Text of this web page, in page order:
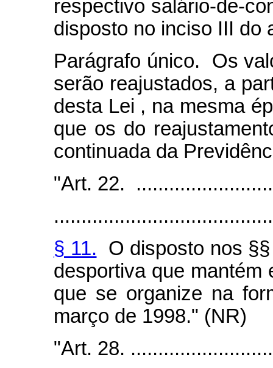
respectivo salário-de-
disposto no inciso III do
Parágrafo único. Os
serão reajustados, a
desta Lei , na mesma
que os do
continuada da
"Art. 22.
§ 11. O disposto nos
desportiva que mantém
que se organize na
março de 1998." (NR)
"Art. 28.